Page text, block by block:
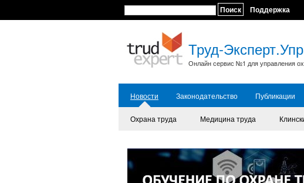
Поиск Поддержка
Труд-
Онлайн сервис №1 для управления
Новости Законодательство Публикации
Охрана труда
Медицина труда